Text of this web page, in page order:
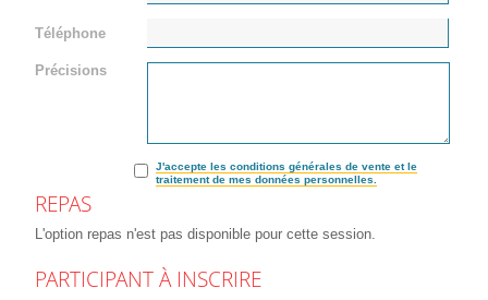
Téléphone
Précisions
J'accepte les conditions générales de vente et le
traitement de mes données personnelles.
REPAS
L'option repas n'est pas disponible pour cette session.
PARTICIPANT À INSCRIRE